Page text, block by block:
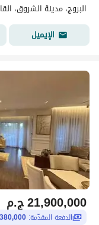
البروج، مدينة الشروق،
الإيميل
ج.م21,900,000
الدفعة المقدّمة: 4,380,000